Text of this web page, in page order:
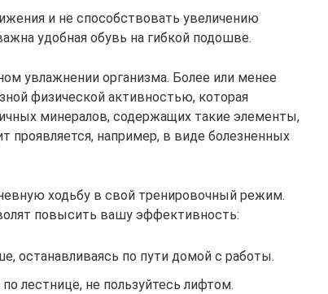
и не способствовать увеличению
удобная обувь на гибкой подошве.
увлажнении организма. Более или менее
физической активностью, которая
минералов, содержащих такие элементы,
проявляется, например, в виде болезненных
ходьбу в свой тренировочный режим.
повысить вашу эффективность:
останавливаясь по пути домой с работы.
лестнице, не пользуйтесь лифтом.